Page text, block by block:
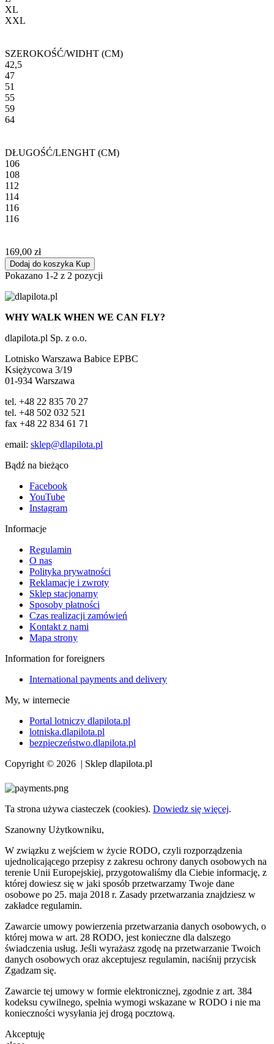
XL
XXL
SZEROKOŚĆ/WIDHT (CM)
42,5
47
51
55
59
64
DŁUGOŚĆ/LENGHT (CM)
106
108
112
114
116
116
169,00 zł
Dodaj do koszyka Kup
Pokazano 1-2 z 2 pozycji
WHY WALK WHEN WE CAN FLY?
dlapilota.pl Sp. z o.o.
Lotnisko Warszawa Babice EPBC
Księżycowa 3/19
01-934 Warszawa
tel. +48 22 835 70 27
tel. +48 502 032 521
fax +48 22 834 61 71
email: sklep@dlapilota.pl
Bądź na bieżąco
Facebook
YouTube
Instagram
Informacje
Regulamin
O nas
Polityka prywatności
Reklamacje i zwroty
Sklep stacjonarny
Sposoby płatności
Czas realizacji zamówień
Kontakt z nami
Mapa strony
Information for foreigners
International payments and delivery
My, w internecie
Portal lotniczy dlapilota.pl
lotniska.dlapilota.pl
bezpieczeństwo.dlapilota.pl
Copyright © 2026 | Sklep dlapilota.pl
Ta strona używa ciasteczek (cookies). Dowiedz się więcej.
Szanowny Użytkowniku,
W związku z wejściem w życie RODO, czyli rozporządzenia
ujednolicającego przepisy z zakresu ochrony danych osobowych na
terenie Unii Europejskiej, przygotowaliśmy dla Ciebie informację, z
której dowiesz się w jaki sposób przetwarzamy Twoje dane
osobowe po 25. maja 2018 r. Zasady przetwarzania znajdziesz w
zakładce regulamin.
Zawarcie umowy powierzenia przetwarzania danych osobowych, o
której mowa w art. 28 RODO, jest konieczne dla dalszego
świadczenia usług. Jeśli wyrażasz zgodę na przetwarzanie Twoich
danych osobowych oraz akceptujesz regulamin, naciśnij przycisk
Zgadzam się.
Zawarcie tej umowy w formie elektronicznej, zgodnie z art. 384
kodeksu cywilnego, spełnia wymogi wskazane w RODO i nie ma
konieczności wysyłania jej drogą pocztową.
Akceptuję